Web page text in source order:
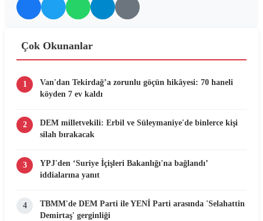
Çok Okunanlar
1
Van'dan Tekirdağ’a zorunlu göçün hikâyesi: 70 haneli
köyden 7 ev kaldı
2
DEM milletvekili: Erbil ve Süleymaniye'de binlerce kişi
silah bırakacak
3
YPJ'den ‘Suriye İçişleri Bakanlığı'na bağlandı’
iddialarına yanıt
4
TBMM'de DEM Parti ile YENİ Parti arasında 'Selahattin
Demirtaş' gerginliği